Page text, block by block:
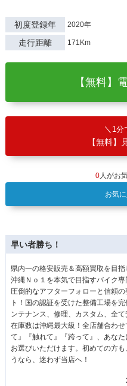
初度登録年 2020年
走行距離 171Km
【無料】
1分
【無料】
0人がお
お気
早い者勝ち！
県内一の格安販売＆高額買取を目指
沖縄Ｎｏ１を本気で目指すバイク専
圧倒的なアフターフォローと信頼
ト！国の認証を受けた整備工場を
ンテナンス、修理、カスタム、全て
在庫数は沖縄最大級！全店舗合わ
て』『触れて』『跨って』、あな
お選びいただけます。初めての方
うなら、迷わず当店へ！